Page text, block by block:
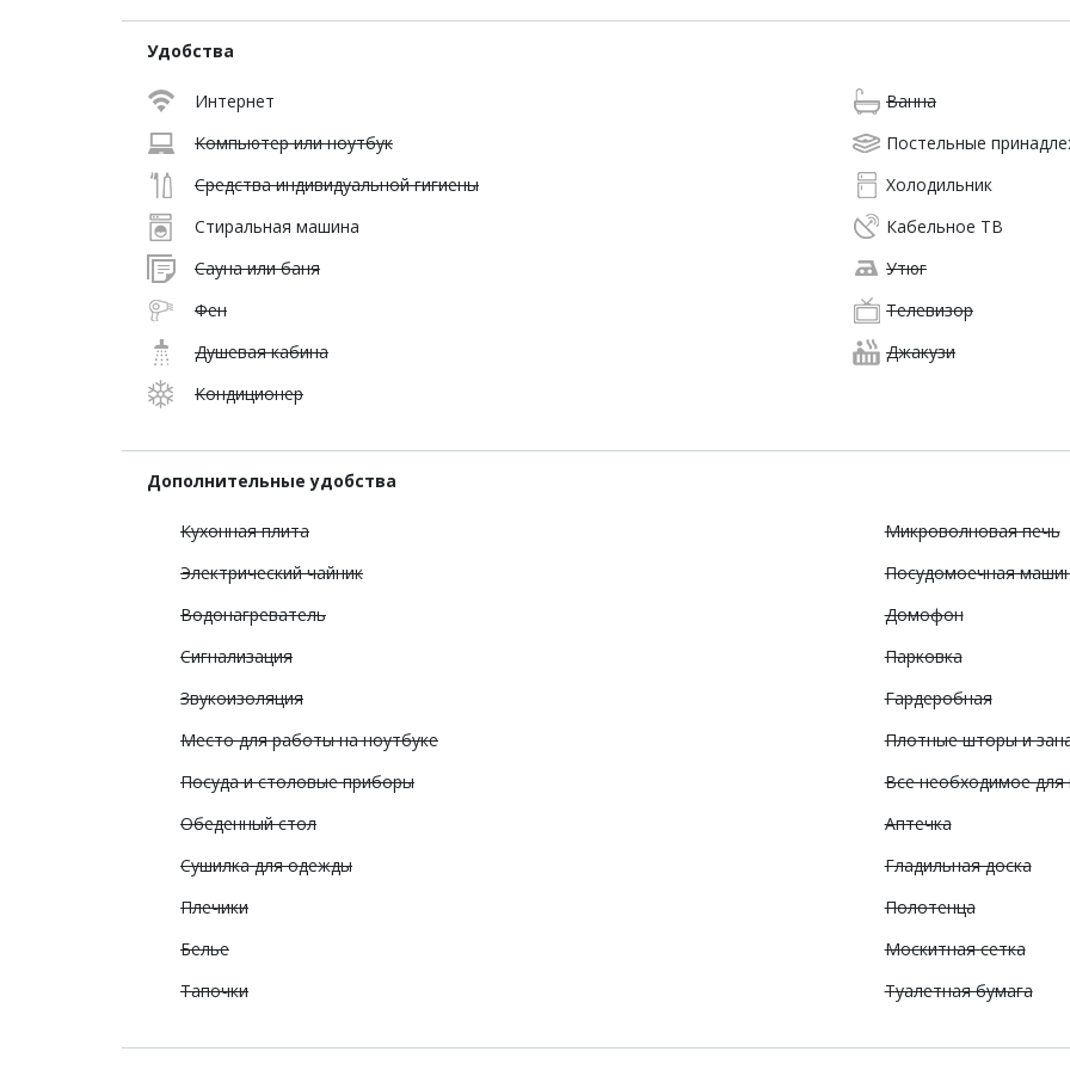
Удобства
Интернет
Ванна
Компьютер или ноутбук
Постельные
Средства индивидуальной гигиены
Холодильник
Стиральная машина
Кабельное ТВ
Сауна или баня
Утюг
Фен
Телевизор
Душевая кабина
Джакузи
Кондиционер
Дополнительные удобства
Кухонная плита
Микроволновая печь
Электрический чайник
Посудомоечная
Водонагреватель
Домофон
Сигнализация
Парковка
Звукоизоляция
Гардеробная
Место для работы на ноутбуке
Плотные шторы и
Посуда и столовые приборы
Все необходимое для
Обеденный стол
Аптечка
Сушилка для одежды
Гладильная доска
Плечики
Полотенца
Белье
Москитная сетка
Тапочки
Туалетная бумага